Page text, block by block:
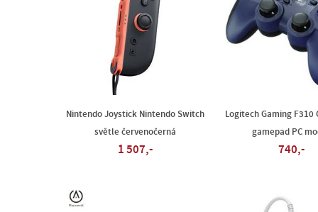
Nintendo Joystick Nintendo Switch
světle červenočerná
1 507,-
Logitech Gaming
gamepad PC
740,-